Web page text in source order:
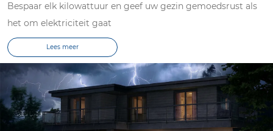
Bespaar elk kilowattuur en geef uw gezin gemoedsrust als
het om elektriciteit gaat
Lees meer